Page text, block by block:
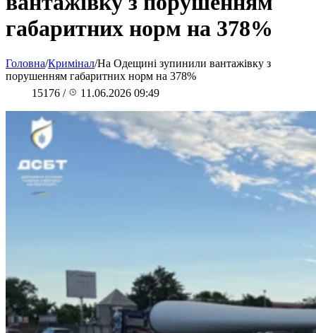
габаритних норм на 378%
Головна/Кримінал/На Одещині зупинили вантажівку з
порушенням габаритних норм на 378%
15176 / 11.06.2026 09:49